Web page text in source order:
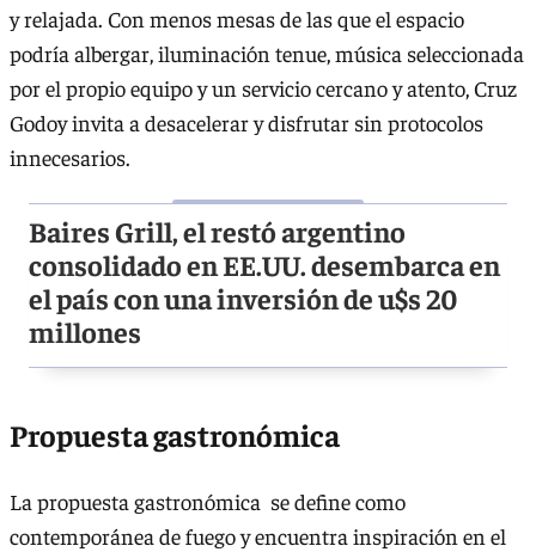
y relajada. Con menos mesas de las que el espacio
podría albergar, iluminación tenue, música seleccionada
por el propio equipo y un servicio cercano y atento, Cruz
Godoy invita a desacelerar y disfrutar sin protocolos
innecesarios.
Baires Grill, el restó argentino
consolidado en EE.UU. desembarca en
el país con una inversión de u$s 20
millones
Propuesta gastronómica
La propuesta gastronómica se define como
contemporánea de fuego y encuentra inspiración en el